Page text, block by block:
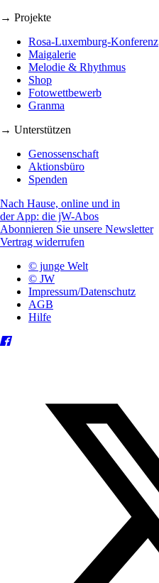
→ Projekte
Rosa-Luxemburg-Konferenz
Maigalerie
Melodie & Rhythmus
Shop
Fotowettbewerb
Granma
→ Unterstützen
Genossenschaft
Aktionsbüro
Spenden
Nach Hause, online und in
der App: die jW-Abos
Abonnieren Sie unsere Newsletter
Vertrag widerrufen
© junge Welt
© JW
Impressum/Datenschutz
AGB
Hilfe